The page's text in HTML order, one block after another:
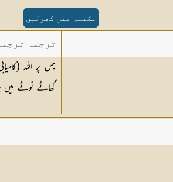
مکتبہ میں کھولیں
ترجمہ
جس پر اللہ
گھاٹے ٹوٹے